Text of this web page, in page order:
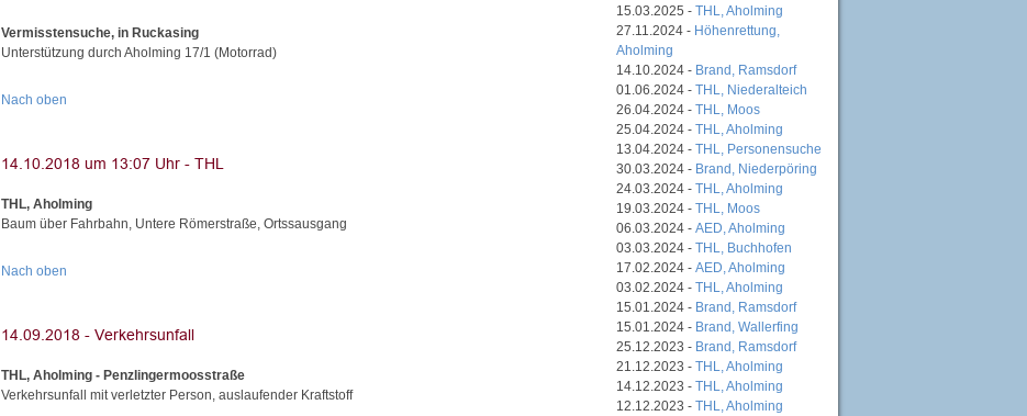
Vermisstensuche, in Ruckasing
Unterstützung durch Aholming 17/1 (Motorrad)
Nach oben
THL, Aholming
Baum über Fahrbahn, Untere Römerstraße, Ortssausgang
Nach oben
THL, Aholming - Penzlingermoosstraße
Verkehrsunfall mit verletzter Person, auslaufender Kraftstoff
15.03.2025 - THL, Aholming
27.11.2024 - Höhenrettung,
Aholming
14.10.2024 - Brand, Ramsdorf
01.06.2024 - THL, Niederalteich
26.04.2024 - THL, Moos
25.04.2024 - THL, Aholming
13.04.2024 - THL, Personensuche
30.03.2024 - Brand, Niederpöring
24.03.2024 - THL, Aholming
19.03.2024 - THL, Moos
06.03.2024 - AED, Aholming
03.03.2024 - THL, Buchhofen
17.02.2024 - AED, Aholming
03.02.2024 - THL, Aholming
15.01.2024 - Brand, Ramsdorf
15.01.2024 - Brand, Wallerfing
25.12.2023 - Brand, Ramsdorf
21.12.2023 - THL, Aholming
14.12.2023 - THL, Aholming
12.12.2023 - THL, Aholming